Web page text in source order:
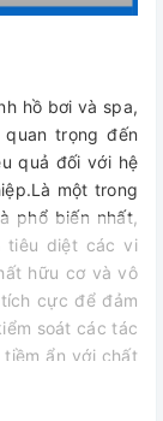
hồ bơi và spa,
trọng đến
quả đối với hệ
một trong
phổ biến nhất,
tiêu diệt các vi
hữu cơ và vô
cực để đảm
soát các tác
ẩn với chất
khử trùng có